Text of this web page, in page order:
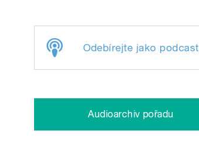
Odebírejte jako podcast
Audioarchiv pořadu